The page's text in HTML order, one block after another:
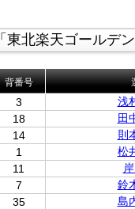
「東北楽天ゴールデ
背番号
3 浅
18 田
14 則
1 松
11
7 鈴
35 島